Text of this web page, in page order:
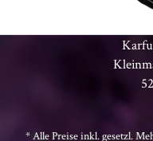
* Alle Preise inkl. gesetzl.